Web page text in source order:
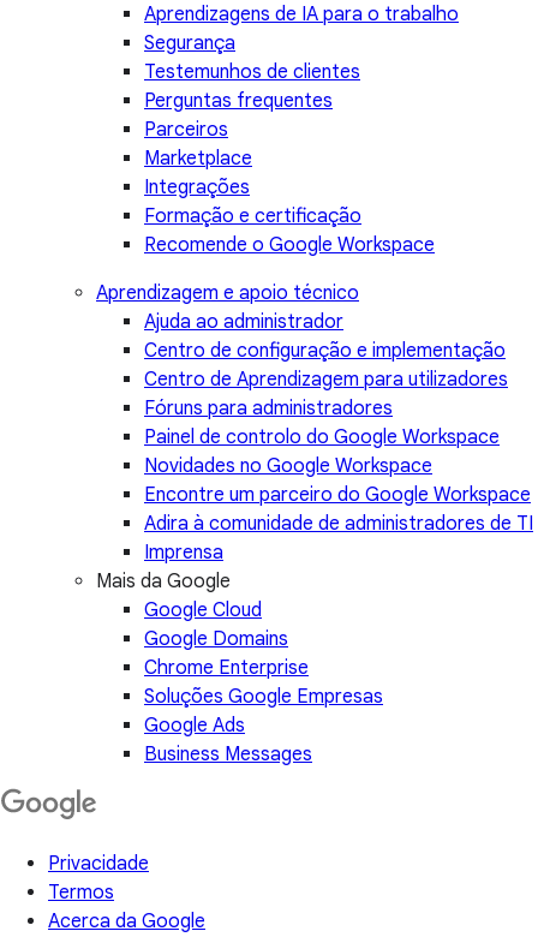
Aprendizagens de IA para o trabalho
Segurança
Testemunhos de clientes
Perguntas frequentes
Parceiros
Marketplace
Integrações
Formação e certificação
Recomende o Google Workspace
Aprendizagem e apoio técnico
Ajuda ao administrador
Centro de configuração e implementação
Centro de Aprendizagem para utilizadores
Fóruns para administradores
Painel de controlo do Google Workspace
Novidades no Google Workspace
Encontre um parceiro do Google Workspace
Adira à comunidade de administradores de TI
Imprensa
Mais da Google
Google Cloud
Google Domains
Chrome Enterprise
Soluções Google Empresas
Google Ads
Business Messages
Privacidade
Termos
Acerca da Google